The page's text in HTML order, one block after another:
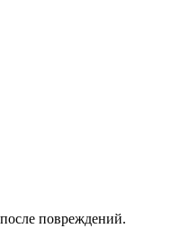
повреждений.